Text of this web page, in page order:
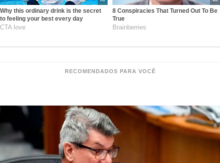
Why this ordinary drink is the secret
to feeling your best every day
CTA love
8 Conspiracies That Turned Out To Be
True
Brainberries
RECOMENDADOS PARA VOCÊ